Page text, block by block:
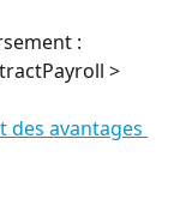
:
>
des avantages